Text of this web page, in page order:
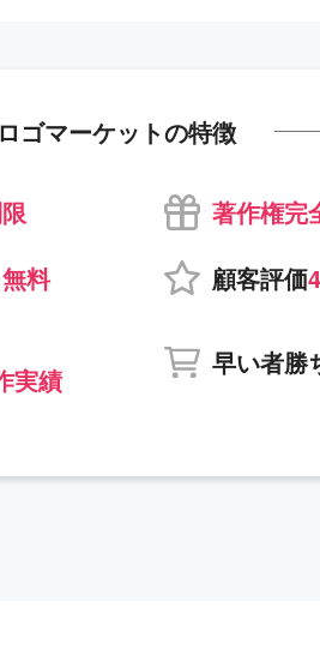
ロゴマーケットの特徴
著作権完
無料 顧客評価
実績
早い者勝